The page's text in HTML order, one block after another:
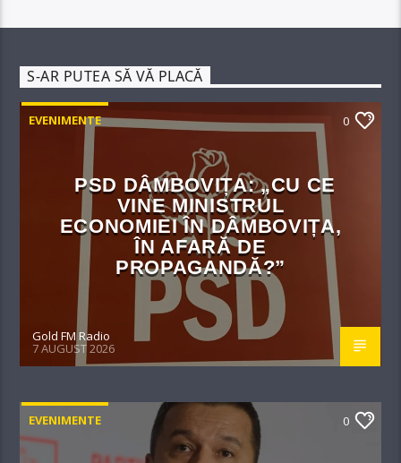
S-AR PUTEA SĂ VĂ PLACĂ
EVENIMENTE 0
PSD DÂMBOVIȚA: „CU CE
VINE MINISTRUL
ECONOMIEI ÎN DÂMBOVIȚA,
ÎN AFARĂ DE
PROPAGANDĂ?”
Gold FM Radio
7 AUGUST 2026
EVENIMENTE 0